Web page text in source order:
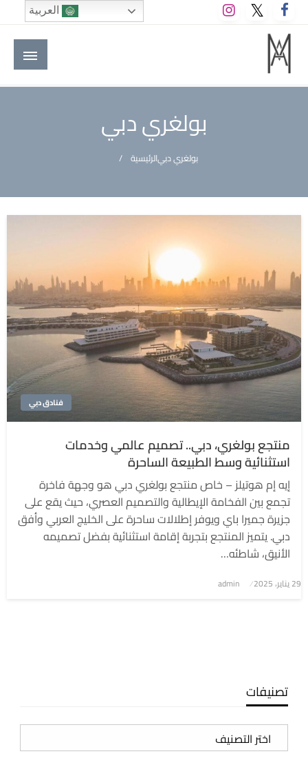
التخطي
إلى
المحتوى
M A hotels | إم ايه هوتيلز
الموقع الأول للعاملين في الفنادق في العالم العربي
بولغري دبي
الرئيسيةبولغري دبي
فنادق دبي
منتجع بولغري، دبي.. تصميم عالمي وخدمات
استثنائية وسط الطبيعة الساحرة
إيه إم هوتيلز – خاص منتجع بولغري دبي هو وجهة فاخرة
تجمع بين الفخامة الإيطالية والتصميم العصري، حيث يقع على
جزيرة جميرا باي ويوفر إطلالات ساحرة على الخليج العربي وأفق
دبي. يتميز المنتجع بتجربة إقامة استثنائية بفضل تصميمه
الأنيق، شاطئه…
نُشر
29 يناير، 2025 admin
تصنيفات
تصنيفات
العربية